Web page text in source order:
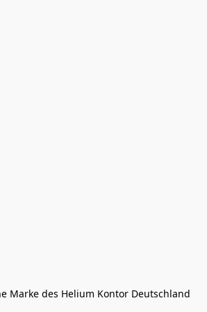
Marke des Helium Kontor Deutschland